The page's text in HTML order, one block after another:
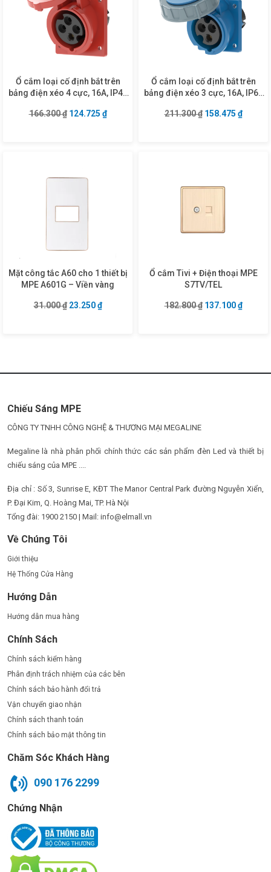
Ổ cắm loại cố định bắt trên
bảng điện xéo 4 cực, 16A, IP44
166.300₫ Giá gốc là: 166.300 ₫.
124.725 ₫Giá hiện tại là: 124.725 ₫.
Ổ cắm loại cố định bắt trên
bảng điện xéo 3 cực, 16A, IP67
211.300₫ Giá gốc là:
158.475 ₫Giá
Mặt công tắc A60 cho 1 thiết bị
MPE A601G – Viền vàng
31.000₫ Giá gốc là: 31.000 ₫.
23.250₫Giá hiện tại là: 23.250 ₫.
Ổ cắm Tivi + Điện thoại MPE
S7TV/TEL
182.800₫ Giá gốc là:
137.100₫Giá
Chiếu Sáng MPE
CÔNG TY TNHH CÔNG NGHỆ & THƯƠNG MẠI MEGALINE
Megaline là nhà phân phối chính thức các sản phẩm đèn Led và thiết bị
chiếu sáng của MPE ....
Địa chỉ : Số 3, Sunrise E, KĐT The Manor Central Park đường Nguyễn Xiển,
P. Đại Kim, Q. Hoàng Mai, TP. Hà Nội
Tổng đài: 1900 2150 | Mail: info@elmall.vn
Về Chúng Tôi
Giới thiệu
Hệ Thống Cửa Hàng
Hướng Dẫn
Hướng dẫn mua hàng
Chính Sách
Chính sách kiểm hàng
Phân định trách nhiệm của các bên
Chính sách bảo hành đổi trả
Vận chuyển giao nhận
Chính sách thanh toán
Chính sách bảo mật thông tin
Chăm Sóc Khách Hàng
090 176 2299
Chứng Nhận